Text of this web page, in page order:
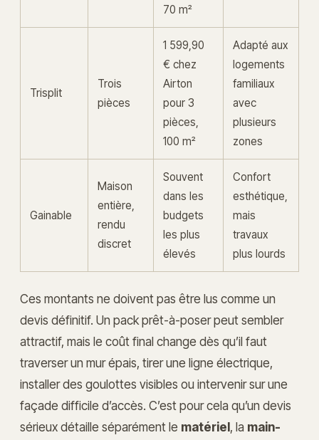
70 m²
Trisplit
Trois
pièces
1 599,90
€ chez
Airton
pour 3
pièces,
100 m²
Adapté aux
logements
familiaux
avec
plusieurs
zones
Gainable
Maison
entière,
rendu
discret
Souvent
dans les
budgets
les plus
élevés
Confort
esthétique,
mais
travaux
plus lourds
Ces montants ne doivent pas être lus comme un
devis définitif. Un pack prêt-à-poser peut sembler
attractif, mais le coût final change dès qu’il faut
traverser un mur épais, tirer une ligne électrique,
installer des goulottes visibles ou intervenir sur une
façade difficile d’accès. C’est pour cela qu’un devis
sérieux détaille séparément le matériel, la main-